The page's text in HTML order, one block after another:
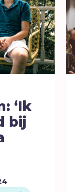
‘Ik
bij